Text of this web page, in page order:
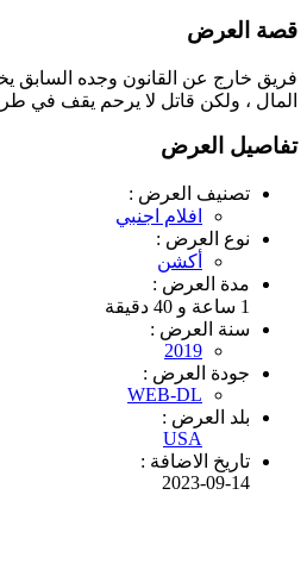
قصة العرض
فريق خارج عن القانون وجده السابق
المال ، ولكن قاتل لا يرحم يقف في
تفاصيل العرض
تصنيف العرض :
افلام اجنبي
نوع العرض :
أكشن
مدة العرض :
1 ساعة و 40 دقيقة
سنة العرض :
2019
جودة العرض :
WEB-DL
بلد العرض :
USA
تاريخ الاضافة :
2023-09-14